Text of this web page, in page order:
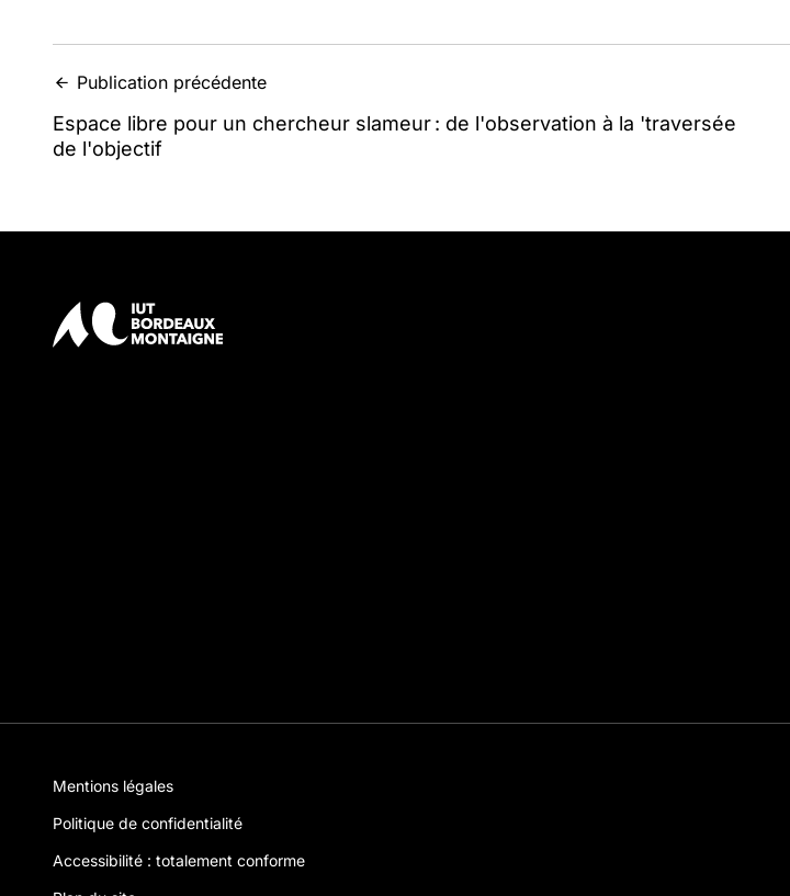
Publication précédente
Espace libre pour un chercheur slameur : de l'observation à la 'traversée
de l'objectif
Mentions légales
Politique de confidentialité
Accessibilité : totalement conforme